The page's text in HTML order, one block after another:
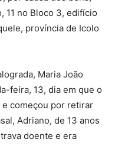
11 no Bloco 3, edifício
província de Icolo
Maria João
feira, 13, dia em que o
começou por retirar
Adriano, de 13 anos
doente e era